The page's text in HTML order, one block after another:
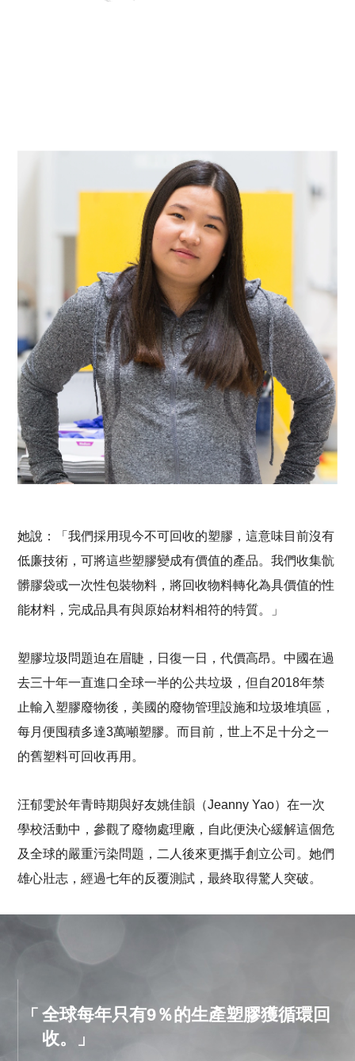
她說：「我們採用現今不可回收的塑膠，這意味目前沒有
低廉技術，可將這些塑膠變成有價值的產品。我們收集骯
髒膠袋或一次性包裝物料，將回收物料轉化為具價值的性
能材料，完成品具有與原始材料相符的特質。」
塑膠垃圾問題迫在眉睫，日復一日，代價高昂。中國在過
去三十年一直進口全球一半的公共垃圾，但自2018年禁
止輸入塑膠廢物後，美國的廢物管理設施和垃圾堆填區，
每月便囤積多達3萬噸塑膠。而目前，世上不足十分之一
的舊塑料可回收再用。
汪郁雯於年青時期與好友姚佳韻（Jeanny Yao）在一次
學校活動中，參觀了廢物處理廠，自此便決心緩解這個危
及全球的嚴重污染問題，二人後來更攜手創立公司。她們
雄心壯志，經過七年的反覆測試，最終取得驚人突破。
全球每年只有9％的生產塑膠獲循環回
收。